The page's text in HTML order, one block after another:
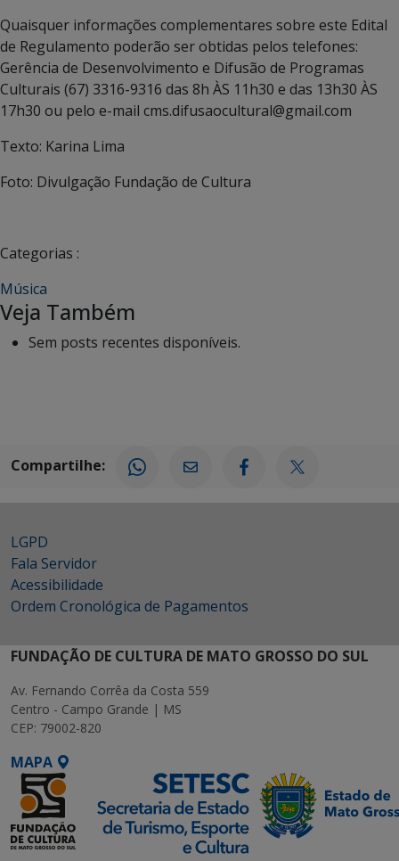
Quaisquer informações complementares sobre este Edital
de Regulamento poderão ser obtidas pelos telefones:
Gerência de Desenvolvimento e Difusão de Programas
Culturais (67) 3316-9316 das 8h ÀS 11h30 e das 13h30 ÀS
17h30 ou pelo e-mail cms.difusaocultural@gmail.com
Texto: Karina Lima
Foto: Divulgação Fundação de Cultura
Categorias :
Música
Veja Também
Sem posts recentes disponíveis.
Compartilhe:
LGPD
Fala Servidor
Acessibilidade
Ordem Cronológica de Pagamentos
FUNDAÇÃO DE CULTURA DE MATO GROSSO DO SUL
Av. Fernando Corrêa da Costa 559
Centro - Campo Grande | MS
CEP: 79002-820
MAPA